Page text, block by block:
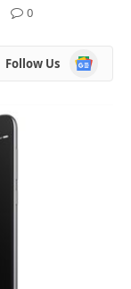
0
Follow Us
Google
News